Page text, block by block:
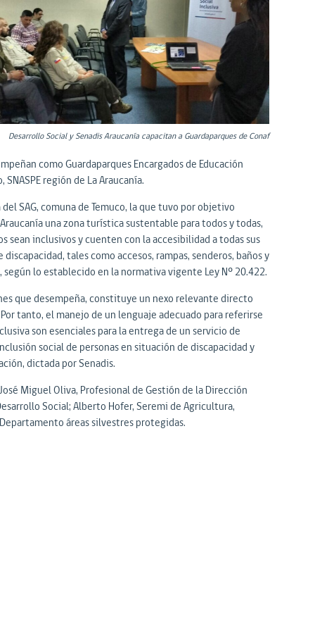
Desarrollo Social y Senadis Araucanía capacitan a Guardaparques de Conaf
como Guardaparques Encargados de Educación
región de La Araucanía.
SAG, comuna de Temuco, la que tuvo por objetivo
una zona turística sustentable para todos y todas,
inclusivos y cuenten con la accesibilidad a todas sus
tales como accesos, rampas, senderos, baños y
lo establecido en la normativa vigente Ley Nº 20.422.
que desempeña, constituye un nexo relevante directo
tanto, el manejo de un lenguaje adecuado para referirse
son esenciales para la entrega de un servicio de
social de personas en situación de discapacidad y
dictada por Senadis.
Miguel Oliva, Profesional de Gestión de la Dirección
Social; Alberto Hofer, Seremi de Agricultura,
áreas silvestres protegidas.